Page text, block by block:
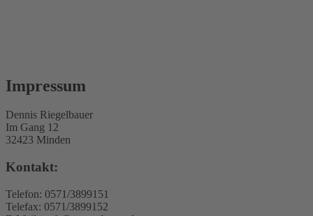
Impressum
Dennis Riegelbauer
Im Gang 12
32423 Minden
Kontakt:
Telefon: 0571/3899151
Telefax: 0571/3899152